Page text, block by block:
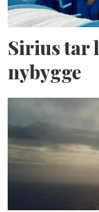
Sirius tar
nybygge